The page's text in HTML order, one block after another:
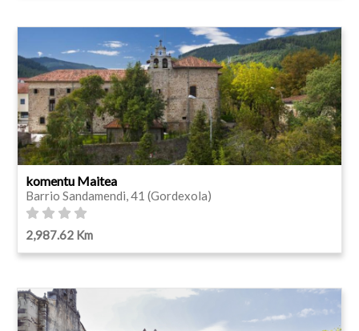
komentu Maitea
Barrio Sandamendi, 41 (Gordexola)
2,987.62 Km